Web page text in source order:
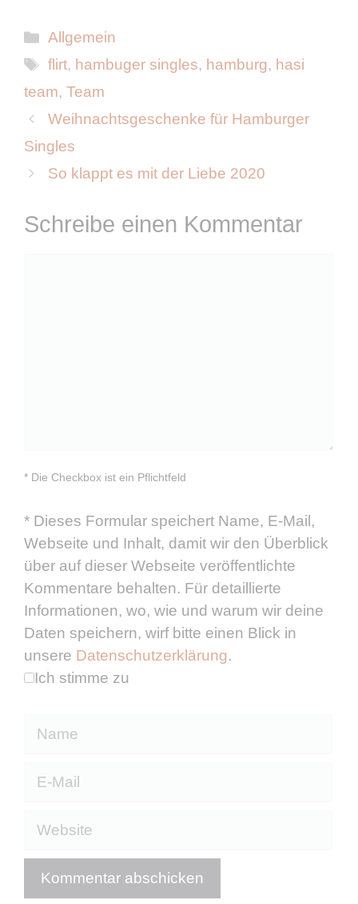
Kategorien
Allgemein
Schlagwörter
flirt, hambuger singles, hamburg, hasi
team, Team
Weihnachtsgeschenke für Hamburger
Singles
So klappt es mit der Liebe 2020
Schreibe einen Kommentar
* Die Checkbox ist ein Pflichtfeld
* Dieses Formular speichert Name, E-Mail,
Webseite und Inhalt, damit wir den Überblick
über auf dieser Webseite veröffentlichte
Kommentare behalten. Für detaillierte
Informationen, wo, wie und warum wir deine
Daten speichern, wirf bitte einen Blick in
unsere Datenschutzerklärung.
Ich stimme zu
Website